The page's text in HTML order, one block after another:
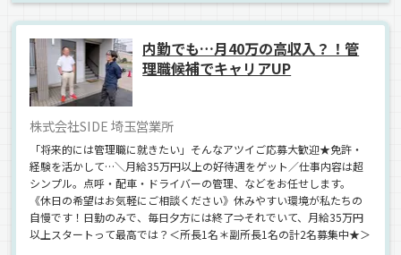
内勤でも…月40万の高収入？！管
理職候補でキャリアUP
株式会社SIDE 埼玉営業所
「将来的には管理職に就きたい」そんなアツイご応募大歓迎★免許・
経験を活かして…＼月給35万円以上の好待遇をゲット／仕事内容は超
シンプル。点呼・配車・ドライバーの管理、などをお任せします。
《休日の希望はお気軽にご相談ください》休みやすい環境が私たちの
自慢です！日勤のみで、毎日夕方には終了⇒それでいて、月給35万円
以上スタートって最高では？＜所長1名＊副所長1名の計2名募集中★＞